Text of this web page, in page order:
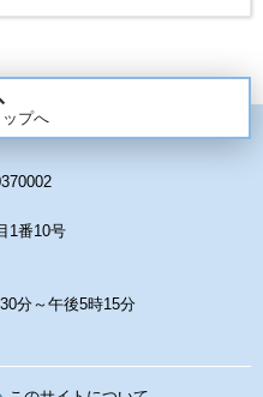
プへ
1番10号
分～午後5時15分